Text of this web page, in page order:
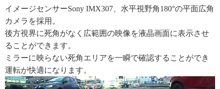
イメージセンサーSony IMX307、水平視野角180°の平面広角
カメラを採用。
後方視界に死角がなく広範囲の映像を液晶画面に表示させ
ることができます。
ミラーに映らない死角エリアを一瞬で確認することができ
運転が快適になります。